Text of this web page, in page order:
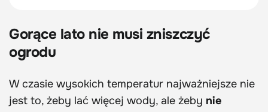
Gorące lato nie musi zniszczyć
ogrodu
W czasie wysokich temperatur najważniejsze nie
jest to, żeby lać więcej wody, ale żeby nie